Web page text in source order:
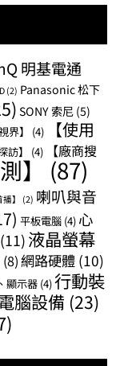
明基電通
(2) Panasonic 松下
SONY 索尼 (5)
界】 (4)
【使用
訪】 (4)
【廠商搜
】 (87)
】 (2) 喇叭與音
平板電腦 (4) 心
(11) 液晶螢幕
(8)網路硬體 (10)
顯示器 (4)行動裝
腦設備 (23)